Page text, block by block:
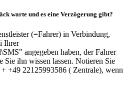
warte und es eine Verzögerung gibt?
(=Fahrer) in Verbindung,
Ihrer
angegeben haben, der Fahrer
Sie ihn wissen lassen. Notieren Sie
+49 22125993586 ( Zentrale), wenn